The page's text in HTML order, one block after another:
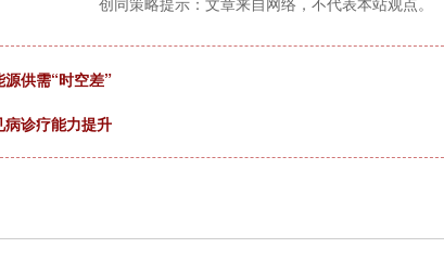
供需“时空差”
诊疗能力提升